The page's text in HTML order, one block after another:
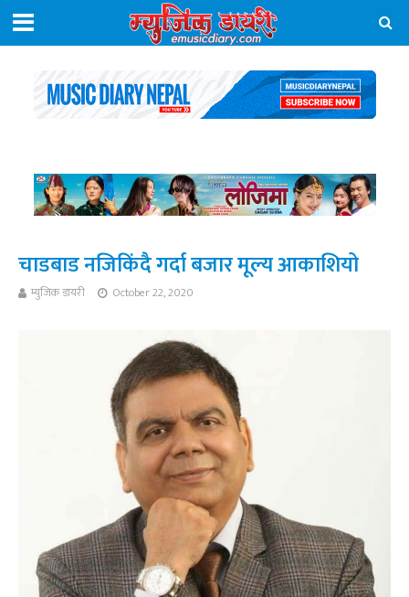
चाडबाड नजिकिंदै गर्दा बजार मूल्य आकाशियो
म्युजिक डायरी October 22, 2020